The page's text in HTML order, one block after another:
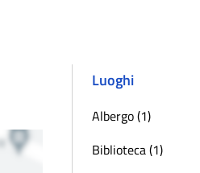
Luoghi
Albergo (1)
Biblioteca (1)